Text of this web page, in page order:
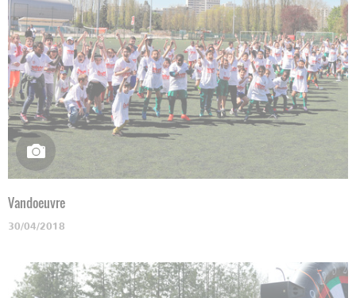
Vandoeuvre
30/04/2018